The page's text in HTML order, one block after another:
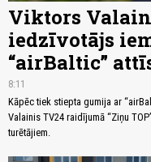
Viktors
iedzīvotājs
“airBaltic”
8:11
Kāpēc tiek stiepta gumija ar
Valainis TV24 raidījumā “Ziņu
turētājiem.